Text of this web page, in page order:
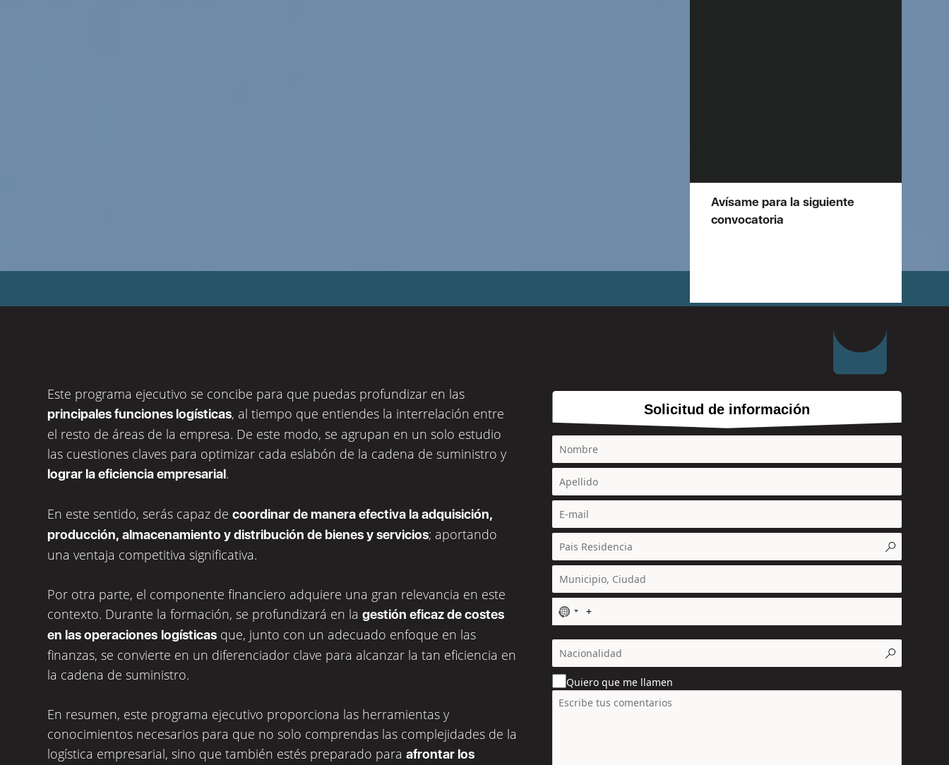
Avísame para la siguiente
convocatoria
Este programa ejecutivo se concibe para que puedas profundizar en las
principales funciones logísticas, al tiempo que entiendes la interrelación entre
el resto de áreas de la empresa. De este modo, se agrupan en un solo estudio
las cuestiones claves para optimizar cada eslabón de la cadena de suministro y
lograr la eficiencia empresarial.
En este sentido, serás capaz decoordinar de manera efectiva la adquisición,
producción, almacenamiento y distribución de bienes y servicios; aportando
una ventaja competitiva significativa.
Por otra parte, el componente financiero adquiere una gran relevancia en este
contexto. Durante la formación, se profundizará en lagestión eficaz de costes
en las operaciones logísticas que, junto con un adecuado enfoque en las
finanzas, se convierte en un diferenciador clave para alcanzar la tan eficiencia en
la cadena de suministro.
En resumen, este programa ejecutivo proporciona las herramientas y
conocimientos necesarios para que no solo comprendas las complejidades de la
logística empresarial, sino que también estés preparado paraafrontar los
Solicitud de información
N
o
c
o
u
n
t
Quiero que me llamen